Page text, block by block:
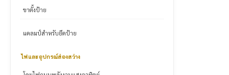
ขาตั้งป้าย
แคลมป์สำหรับยึดป้าย
ไฟและอุปกรณ์ส่องสว่าง